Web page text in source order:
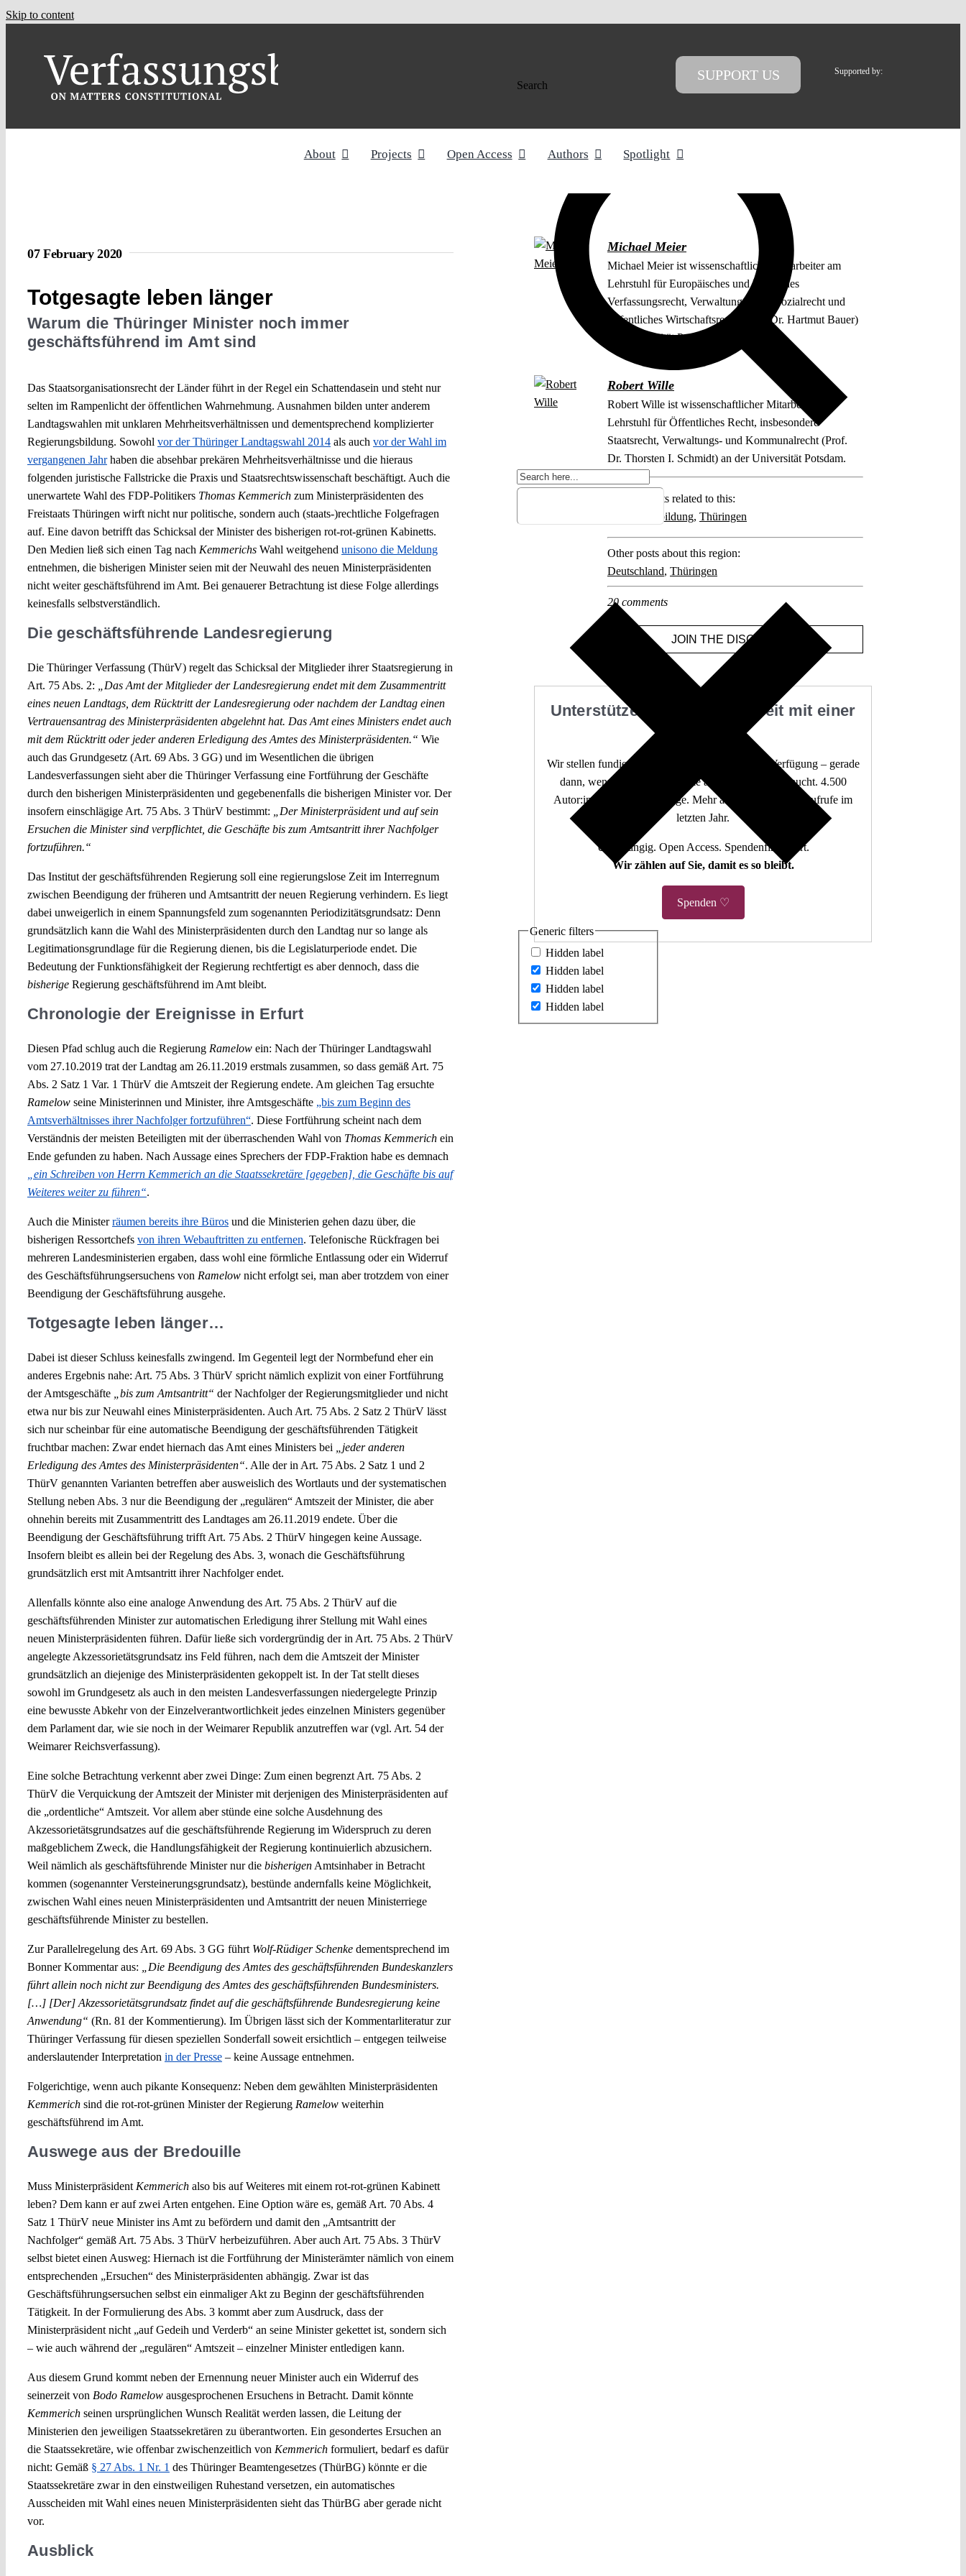
Skip to content
Search
Generic filters
Hidden label
Hidden label
Hidden label
Hidden label
SUPPORT US Supported by:
About Projects Open Access Authors Spotlight
07 February 2020
Totgesagte leben länger
Warum die Thüringer Minister noch immer
geschäftsführend im Amt sind
Das Staatsorganisationsrecht der Länder führt in der Regel ein Schattendasein und steht nur
selten im Rampenlicht der öffentlichen Wahrnehmung. Ausnahmen bilden unter anderem
Landtagswahlen mit unklaren Mehrheitsverhältnissen und dementsprechend komplizierter
Regierungsbildung. Sowohl vor der Thüringer Landtagswahl 2014als auch vor der Wahl im
vergangenen Jahrhaben die absehbar prekären Mehrheitsverhältnisse und die hieraus
folgenden juristische Fallstricke die Praxis und Staatsrechtswissenschaft beschäftigt. Auch die
unerwartete Wahl des FDP-Politikers Thomas Kemmerichzum Ministerpräsidenten des
Freistaats Thüringen wirft nicht nur politische, sondern auch (staats-)rechtliche Folgefragen
auf. Eine davon betrifft das Schicksal der Minister des bisherigen rot-rot-grünen Kabinetts.
Den Medien ließ sich einen Tag nach KemmerichsWahl weitgehend unisono die Meldung
entnehmen, die bisherigen Minister seien mit der Neuwahl des neuen Ministerpräsidenten
nicht weiter geschäftsführend im Amt. Bei genauerer Betrachtung ist diese Folge allerdings
keinesfalls selbstverständlich.
Die geschäftsführende Landesregierung
Die Thüringer Verfassung (ThürV) regelt das Schicksal der Mitglieder ihrer Staatsregierung in
Art. 75 Abs. 2: „Das Amt der Mitglieder der Landesregierung endet mit dem Zusammentritt
eines neuen Landtags, dem Rücktritt der Landesregierung oder nachdem der Landtag einen
Vertrauensantrag des Ministerpräsidenten abgelehnt hat. Das Amt eines Ministers endet auch
mit dem Rücktritt oder jeder anderen Erledigung des Amtes des Ministerpräsidenten.“ Wie
auch das Grundgesetz (Art. 69 Abs. 3 GG) und im Wesentlichen die übrigen
Landesverfassungen sieht aber die Thüringer Verfassung eine Fortführung der Geschäfte
durch den bisherigen Ministerpräsidenten und gegebenenfalls die bisherigen Minister vor. Der
insofern einschlägige Art. 75 Abs. 3 ThürV bestimmt: „Der Ministerpräsident und auf sein
Ersuchen die Minister sind verpflichtet, die Geschäfte bis zum Amtsantritt ihrer Nachfolger
fortzuführen.“
Das Institut der geschäftsführenden Regierung soll eine regierungslose Zeit im Interregnum
zwischen Beendigung der früheren und Amtsantritt der neuen Regierung verhindern. Es liegt
dabei unweigerlich in einem Spannungsfeld zum sogenannten Periodizitätsgrundsatz: Denn
grundsätzlich kann die Wahl des Ministerpräsidenten durch den Landtag nur so lange als
Legitimationsgrundlage für die Regierung dienen, bis die Legislaturperiode endet. Die
Bedeutung der Funktionsfähigkeit der Regierung rechtfertigt es aber dennoch, dass die
bisherige Regierung geschäftsführend im Amt bleibt.
Chronologie der Ereignisse in Erfurt
Diesen Pfad schlug auch die Regierung Ramelowein: Nach der Thüringer Landtagswahl
vom 27.10.2019 trat der Landtag am 26.11.2019 erstmals zusammen, so dass gemäß Art. 75
Abs. 2 Satz 1 Var. 1 ThürV die Amtszeit der Regierung endete. Am gleichen Tag ersuchte
Ramelowseine Ministerinnen und Minister, ihre Amtsgeschäfte „bis zum Beginn des
Amtsverhältnisses ihrer Nachfolger fortzuführen“. Diese Fortführung scheint nach dem
Verständnis der meisten Beteiligten mit der überraschenden Wahl von Thomas Kemmerich ein
Ende gefunden zu haben. Nach Aussage eines Sprechers der FDP-Fraktion habe es demnach
„ein Schreiben von Herrn Kemmerich an die Staatssekretäre [gegeben], die Geschäfte bis auf
Weiteres weiter zu führen“.
Auch die Ministerräumen bereits ihre Bürosund die Ministerien gehen dazu über, die
bisherigen Ressortchefs von ihren Webauftritten zu entfernen. Telefonische Rückfragen bei
mehreren Landesministerien ergaben, dass wohl eine förmliche Entlassung oder ein Widerruf
des Geschäftsführungsersuchens von Ramelownicht erfolgt sei, man aber trotzdem von einer
Beendigung der Geschäftsführung ausgehe.
Totgesagte leben länger…
Dabei ist dieser Schluss keinesfalls zwingend. Im Gegenteil legt der Normbefund eher ein
anderes Ergebnis nahe: Art. 75 Abs. 3 ThürV spricht nämlich explizit von einer Fortführung
der Amtsgeschäfte „bis zum Amtsantritt“ der Nachfolger der Regierungsmitglieder und nicht
etwa nur bis zur Neuwahl eines Ministerpräsidenten. Auch Art. 75 Abs. 2 Satz 2 ThürV lässt
sich nur scheinbar für eine automatische Beendigung der geschäftsführenden Tätigkeit
fruchtbar machen: Zwar endet hiernach das Amt eines Ministers bei „jeder anderen
Erledigung des Amtes des Ministerpräsidenten“. Alle der in Art. 75 Abs. 2 Satz 1 und 2
ThürV genannten Varianten betreffen aber ausweislich des Wortlauts und der systematischen
Stellung neben Abs. 3 nur die Beendigung der „regulären“ Amtszeit der Minister, die aber
ohnehin bereits mit Zusammentritt des Landtages am 26.11.2019 endete. Über die
Beendigung der Geschäftsführung trifft Art. 75 Abs. 2 ThürV hingegen keine Aussage.
Insofern bleibt es allein bei der Regelung des Abs. 3, wonach die Geschäftsführung
grundsätzlich erst mit Amtsantritt ihrer Nachfolger endet.
Allenfalls könnte also eine analoge Anwendung des Art. 75 Abs. 2 ThürV auf die
geschäftsführenden Minister zur automatischen Erledigung ihrer Stellung mit Wahl eines
neuen Ministerpräsidenten führen. Dafür ließe sich vordergründig der in Art. 75 Abs. 2 ThürV
angelegte Akzessorietätsgrundsatz ins Feld führen, nach dem die Amtszeit der Minister
grundsätzlich an diejenige des Ministerpräsidenten gekoppelt ist. In der Tat stellt dieses
sowohl im Grundgesetz als auch in den meisten Landesverfassungen niedergelegte Prinzip
eine bewusste Abkehr von der Einzelverantwortlichkeit jedes einzelnen Ministers gegenüber
dem Parlament dar, wie sie noch in der Weimarer Republik anzutreffen war (vgl. Art. 54 der
Weimarer Reichsverfassung).
Eine solche Betrachtung verkennt aber zwei Dinge: Zum einen begrenzt Art. 75 Abs. 2
ThürV die Verquickung der Amtszeit der Minister mit derjenigen des Ministerpräsidenten auf
die „ordentliche“ Amtszeit. Vor allem aber stünde eine solche Ausdehnung des
Akzessorietätsgrundsatzes auf die geschäftsführende Regierung im Widerspruch zu deren
maßgeblichem Zweck, die Handlungsfähigkeit der Regierung kontinuierlich abzusichern.
Weil nämlich als geschäftsführende Minister nur die bisherigenAmtsinhaber in Betracht
kommen (sogenannter Versteinerungsgrundsatz), bestünde andernfalls keine Möglichkeit,
zwischen Wahl eines neuen Ministerpräsidenten und Amtsantritt der neuen Ministerriege
geschäftsführende Minister zu bestellen.
Zur Parallelregelung des Art. 69 Abs. 3 GG führt Wolf-Rüdiger Schenkedementsprechend im
Bonner Kommentar aus: „Die Beendigung des Amtes des geschäftsführenden Bundeskanzlers
führt allein noch nicht zur Beendigung des Amtes des geschäftsführenden Bundesministers.
[…] [Der] Akzessorietätsgrundsatz findet auf die geschäftsführende Bundesregierung keine
Anwendung“ (Rn. 81 der Kommentierung). Im Übrigen lässt sich der Kommentarliteratur zur
Thüringer Verfassung für diesen speziellen Sonderfall soweit ersichtlich – entgegen teilweise
anderslautender Interpretation in der Presse– keine Aussage entnehmen.
Folgerichtige, wenn auch pikante Konsequenz: Neben dem gewählten Ministerpräsidenten
Kemmerichsind die rot-rot-grünen Minister der Regierung Ramelowweiterhin
geschäftsführend im Amt.
Auswege aus der Bredouille
Muss MinisterpräsidentKemmerichalso bis auf Weiteres mit einem rot-rot-grünen Kabinett
leben? Dem kann er auf zwei Arten entgehen. Eine Option wäre es, gemäß Art. 70 Abs. 4
Satz 1 ThürV neue Minister ins Amt zu befördern und damit den „Amtsantritt der
Nachfolger“ gemäß Art. 75 Abs. 3 ThürV herbeizuführen. Aber auch Art. 75 Abs. 3 ThürV
selbst bietet einen Ausweg: Hiernach ist die Fortführung der Ministerämter nämlich von einem
entsprechenden „Ersuchen“ des Ministerpräsidenten abhängig. Zwar ist das
Geschäftsführungsersuchen selbst ein einmaliger Akt zu Beginn der geschäftsführenden
Tätigkeit. In der Formulierung des Abs. 3 kommt aber zum Ausdruck, dass der
Ministerpräsident nicht „auf Gedeih und Verderb“ an seine Minister gekettet ist, sondern sich
– wie auch während der „regulären“ Amtszeit – einzelner Minister entledigen kann.
Aus diesem Grund kommt neben der Ernennung neuer Minister auch ein Widerruf des
seinerzeit von Bodo Ramelowausgesprochenen Ersuchens in Betracht. Damit könnte
Kemmerichseinen ursprünglichen Wunsch Realität werden lassen, die Leitung der
Ministerien den jeweiligen Staatssekretären zu überantworten. Ein gesondertes Ersuchen an
die Staatssekretäre, wie offenbar zwischenzeitlich von Kemmerichformuliert, bedarf es dafür
nicht: Gemäß § 27 Abs. 1 Nr. 1 des Thüringer Beamtengesetzes (ThürBG) könnte er die
Staatssekretäre zwar in den einstweiligen Ruhestand versetzen, ein automatisches
Ausscheiden mit Wahl eines neuen Ministerpräsidenten sieht das ThürBG aber gerade nicht
vor.
Ausblick
Michael Meier
Michael Meier ist wissenschaftlicher Mitarbeiter am
Lehrstuhl für Europäisches und Deutsches
Verfassungsrecht, Verwaltungsrecht, Sozialrecht und
Öffentliches Wirtschaftsrecht (Prof. Dr. Hartmut Bauer)
der Universität Potsdam.
Robert Wille
Robert Wille ist wissenschaftlicher Mitarbeiter am
Lehrstuhl für Öffentliches Recht, insbesondere
Staatsrecht, Verwaltungs- und Kommunalrecht (Prof.
Dr. Thorsten I. Schmidt) an der Universität Potsdam.
Explore posts related to this:
Regierungsbildung, Thüringen
Other posts about this region:
Deutschland, Thüringen
20 comments
JOIN THE DISCUSSION
Unterstützen Sie unsere Arbeit mit einer
Wir stellen fundierte juristische Analysen frei zur Verfügung – gerade
dann, wenn die Demokratie sie am dringendsten braucht. 4.500
Autor:innen. 10.000 Beiträge. Mehr als fünf Millionen Aufrufe im
letzten Jahr.
Unabhängig. Open Access. Spendenfinanziert.
Wir zählen auf Sie, damit es so bleibt.
Spenden ♡